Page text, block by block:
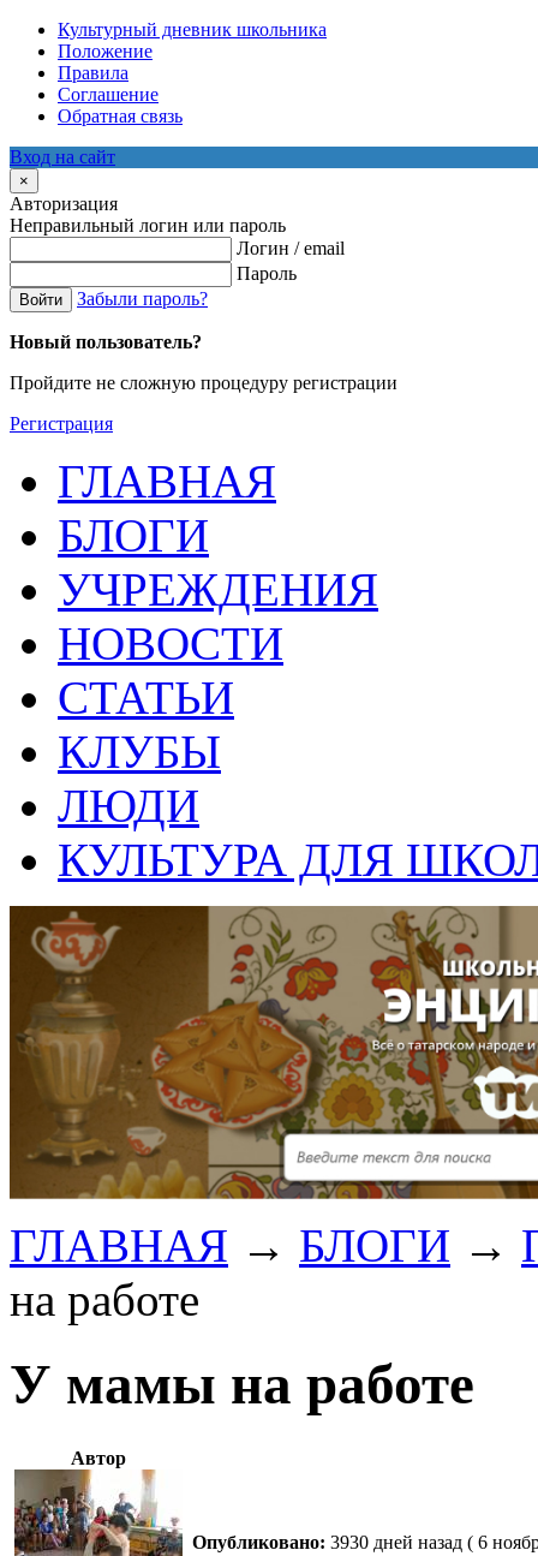
Культурный дневник школьника
Положение
Правила
Соглашение
Обратная связь
Вход на сайт
×
Авторизация
Неправильный логин или пароль
Логин / email
Пароль
Войти Забыли пароль?
Новый пользователь?
Пройдите не сложную процедуру регистрации
Регистрация
ГЛАВНАЯ
БЛОГИ
УЧРЕЖДЕНИЯ
НОВОСТИ
СТАТЬИ
КЛУБЫ
ЛЮДИ
КУЛЬТУРА ДЛЯ
ГЛАВНАЯ → БЛОГИ →
на работе
У мамы на работе
Автор
Опубликовано: 3930 дней назад ( 6